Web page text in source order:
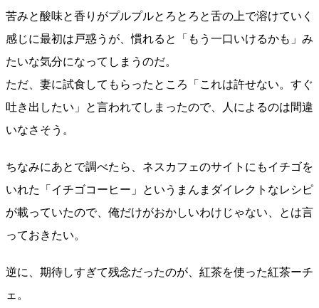
苦みと酸味と香りがプルプルとろとろと舌の上で溶けていく
感じに最初は戸惑うが、慣れると「もう一口いけるかも」み
たいな気分になってしまうのだ。
ただ、妻に試食してもらったところ「これは許せない。すぐ
吐き出したい」と言われてしまったので、人によるのは間違
いなさそう。
ちなみにあとで調べたら、ネスカフェのサイトにもイチゴを
いれた「イチゴコーヒー」というまんまダイレクトなレシピ
が載っていたので、俺だけがおかしいわけじゃない、とは言
っておきたい。
逆に、期待しすぎて残念だったのが、紅茶を使った紅茶ーチ
ェ。